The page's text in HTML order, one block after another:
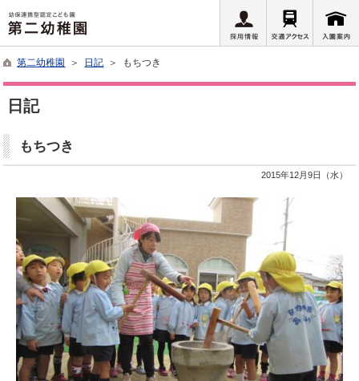
第二幼稚園 ＞ 日記 ＞ もちつき
日記
もちつき
2015年12月9日（水）